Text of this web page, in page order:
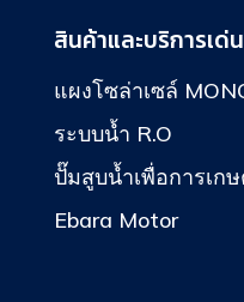
สินค้าและบริการเด่น
แผงโซล่าเซล์
ระบบน้ำ R.O
ปั๊มสูบน้ำเพื่อการเก
Ebara Motor